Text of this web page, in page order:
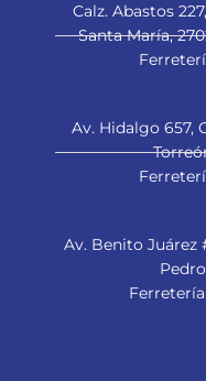
Calz. Abastos
Santa María,
Av. Hidalgo 657,
Av. Benito Juárez